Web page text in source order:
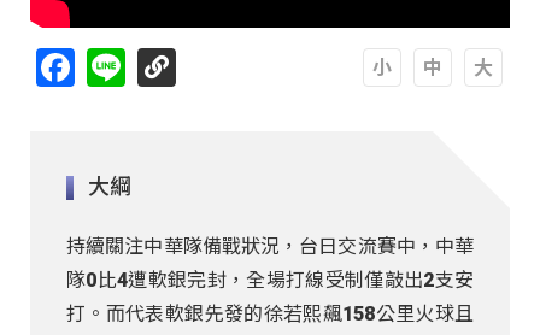
Facebook
Line
大綱
持續關注中華隊備戰狀況，台日交流賽中，中華
隊0比4遭軟銀完封，全場打線受制僅敲出2支安
打。而代表軟銀先發的徐若熙飆158公里火球且